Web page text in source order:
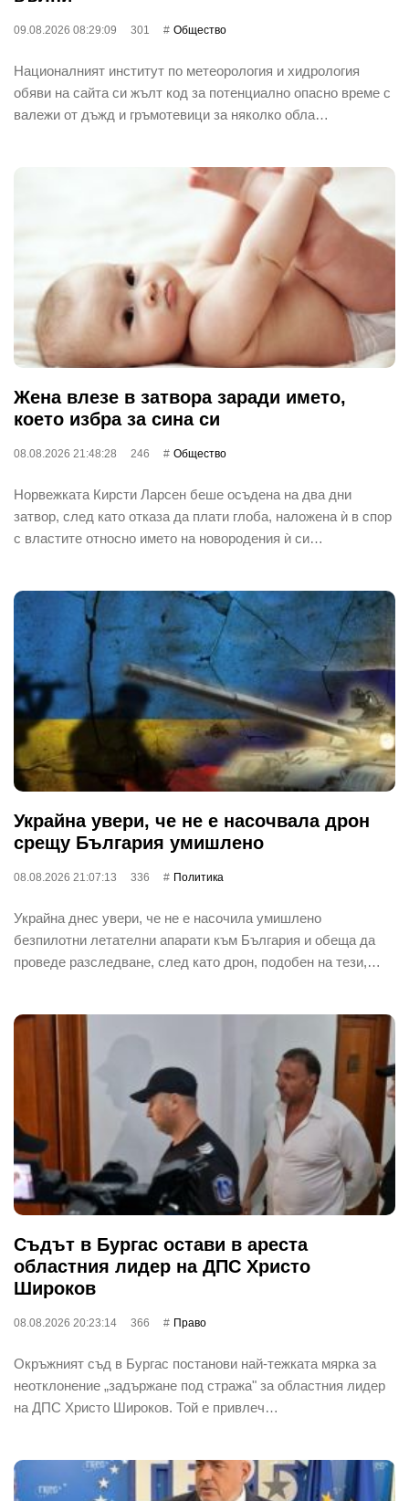
09.08.2026 08:29:09 301 Общество
Националният институт по метеорология и хидрология
обяви на сайта си жълт код за потенциално опасно време с
валежи от дъжд и гръмотевици за няколко обла…
Жена влезе в затвора заради името,
което избра за сина си
08.08.2026 21:48:28 246 Общество
Норвежката Кирсти Ларсен беше осъдена на два дни
затвор, след като отказа да плати глоба, наложена ѝ в спор
с властите относно името на новородения ѝ си…
Украйна увери, че не е насочвала дрон
срещу България умишлено
08.08.2026 21:07:13 336 Политика
Украйна днес увери, че не е насочила умишлено
безпилотни летателни апарати към България и обеща да
проведе разследване, след като дрон, подобен на тези,…
Съдът в Бургас остави в ареста
областния лидер на ДПС Христо
Широков
08.08.2026 20:23:14 366 Право
Окръжният съд в Бургас постанови най-тежката мярка за
неотклонение „задържане под стража" за областния лидер
на ДПС Христо Широков. Той е привлеч…